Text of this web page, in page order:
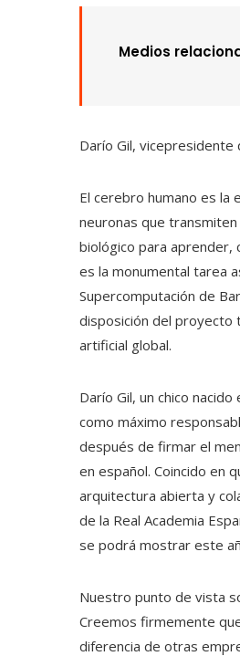
Medios
Darío Gil,
El cerebro humano es la
neuronas que
biológico para aprender,
es la monumental tarea
Supercomputación de
disposición del proyecto
artificial global.
Darío Gil, un chico
como máximo
después de firmar el
en español. Coincido en
arquitectura abierta y
de la Real Academia
se podrá mostrar este
Nuestro punto de vista
Creemos firmemente
diferencia de otras